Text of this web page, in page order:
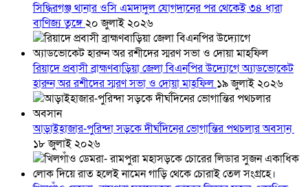
সিদ্ধিরগঞ্জ থানার ওসি এমদাদুল যোগদানের পর থেকেই ৩৪ ধারা
বাণিজ্য তুঙ্গে২০ জুলাই ২০২৬
রিয়াদে প্রবাসী ব্রাহ্মণবাড়িয়া জেলা বিএনপির উদ্যোগে অ্যাডভোকেট
হারুন অর রশীদের স্মরণ সভা ও দোয়া মাহফিল ১৯ জুলাই ২০২৬
আড়াইহাজার-পুরিন্দা সড়কে দীর্ঘদিনের ভোগান্তির পথচলার অবসান
১৮ জুলাই ২০২৬